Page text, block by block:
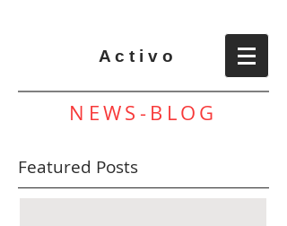
A c t i v o
NEWS-BLOG
Featured Posts